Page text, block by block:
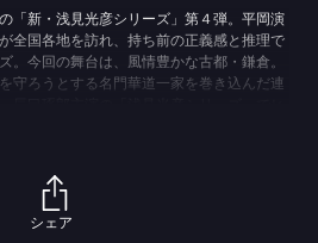
「新・浅見光彦シリーズ」第４弾。平岡演
全国各地を訪れ、持ち前の正義感と推理で
。今回の舞台は、風情豊かな古都・鎌倉。
守ろうとする名門華道一家を巻き込んだ連
朋子の共演も見どころ。２０１８年作品。
・丹野奈緒（恒松祐里）と出会う。サーフ
した表情に引き寄せられる光彦。一方、２
元・丹正流では、病に伏せていた当主の忠
シェア